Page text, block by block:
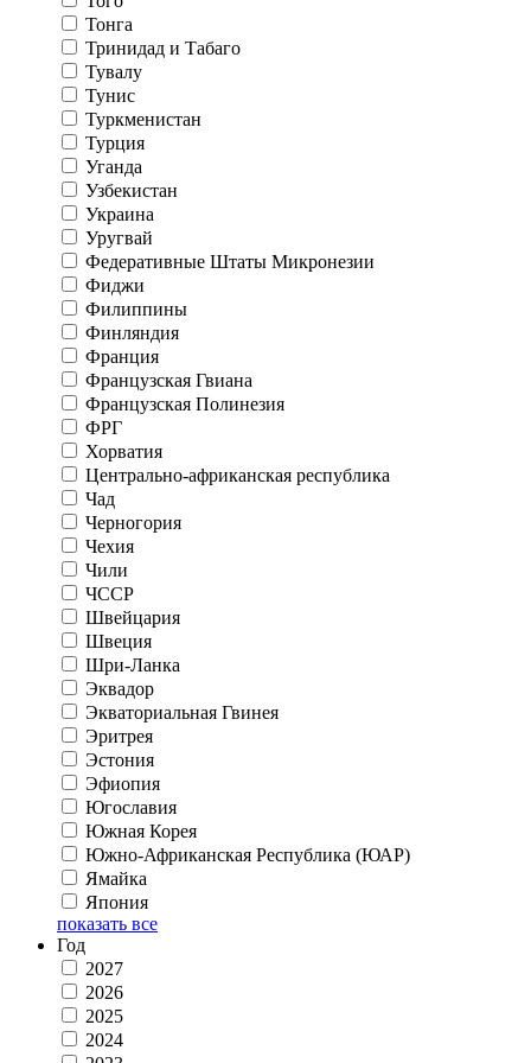
Тонга
Тринидад и Табаго
Тувалу
Тунис
Туркменистан
Турция
Уганда
Узбекистан
Украина
Уругвай
Федеративные Штаты Микронезии
Фиджи
Филиппины
Финляндия
Франция
Французская Гвиана
Французская Полинезия
ФРГ
Хорватия
Центрально-африканская республика
Чад
Черногория
Чехия
Чили
ЧССР
Швейцария
Швеция
Шри-Ланка
Эквадор
Экваториальная Гвинея
Эритрея
Эстония
Эфиопия
Югославия
Южная Корея
Южно-Африканская Республика (ЮАР)
Ямайка
Япония
показать все
Год
2027
2026
2025
2024